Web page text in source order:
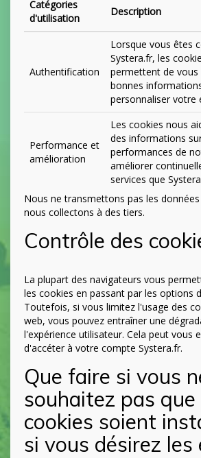
Catégories
d'utilisation
Description
Authentification
Lorsque vous êtes
Systera.fr, les
permettent de
bonnes
personnaliser votre
Performance et
amélioration
Les cookies nous
des informations
performances de
améliorer
services que
Nous ne transmettons pas les
nous collectons à des tiers.
Contrôle des
La plupart des navigateurs vous
les cookies en passant par les options
Toutefois, si vous limitez l'usage des
web, vous pouvez entraîner une
l'expérience utilisateur. Cela peut vous
d'accéter à votre compte Systera.fr.
Que faire si vous
souhaitez pas que
cookies soient
si vous désirez les